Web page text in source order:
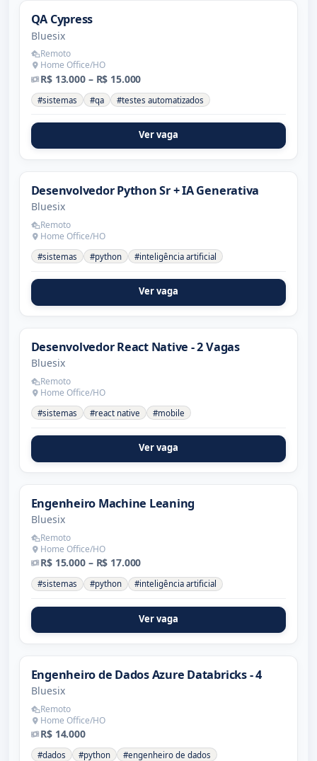
QA Cypress
Bluesix
Remoto
Home Office/HO
R$ 13.000 – R$ 15.000
#sistemas #qa #testes automatizados
Ver vaga
Desenvolvedor Python Sr + IA Generativa
Bluesix
Remoto
Home Office/HO
#sistemas #python #inteligência artificial
Ver vaga
Desenvolvedor React Native - 2 Vagas
Bluesix
Remoto
Home Office/HO
#sistemas #react native #mobile
Ver vaga
Engenheiro Machine Leaning
Bluesix
Remoto
Home Office/HO
R$ 15.000 – R$ 17.000
#sistemas #python #inteligência artificial
Ver vaga
Engenheiro de Dados Azure Databricks - 4
Bluesix
Remoto
Home Office/HO
R$ 14.000
#dados #python #engenheiro de dados